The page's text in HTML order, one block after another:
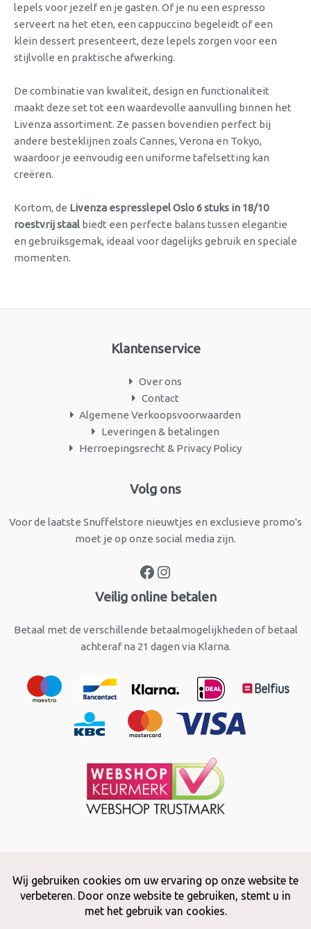
lepels voor jezelf en je gasten. Of je nu een espresso
serveert na het eten, een cappuccino begeleidt of een
klein dessert presenteert, deze lepels zorgen voor een
stijlvolle en praktische afwerking.
De combinatie van kwaliteit, design en functionaliteit
maakt deze set tot een waardevolle aanvulling binnen het
Livenza assortiment. Ze passen bovendien perfect bij
andere besteklijnen zoals Cannes, Verona en Tokyo,
waardoor je eenvoudig een uniforme tafelsetting kan
creëren.
Kortom, de Livenza espresslepel Oslo 6 stuks in 18/10
roestvrij staal biedt een perfecte balans tussen elegantie
en gebruiksgemak, ideaal voor dagelijks gebruik en speciale
momenten.
Klantenservice
Over ons
Contact
Algemene Verkoopsvoorwaarden
Leveringen & betalingen
Herroepingsrecht & Privacy Policy
Volg ons
Voor de laatste Snuffelstore nieuwtjes en exclusieve promo's
moet je op onze social media zijn.
Facebook
Veilig online betalen
Betaal met de verschillende betaalmogelijkheden of betaal
achteraf na 21 dagen via Klarna.
Copyright © 2026 Snuffelstore
Adax BV - 0032 (0)50 66 56 51 -info@snuffelstore.be